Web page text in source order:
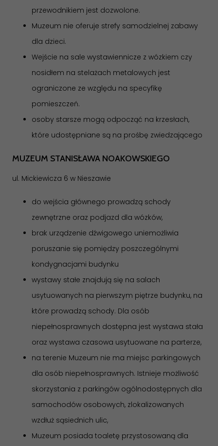
przewodnikiem jest dozwolone.
Muzeum nie oferuje strefy samodzielnej zabawy
dla dzieci.
Wejście na sale wystawiennicze z wózkiem czy
nosidłem na stelażach metalowych jest
ograniczone ze względu na specyfikę
pomieszczeń.
osoby starsze mogą odpocząć na krzesłach,
które udostępniane są na prośbę zwiedzającego
MUZEUM STANISŁAWA NOAKOWSKIEGO
ul. Mickiewicza 6 w Nieszawie
do wejścia głównego prowadzą schody
zewnętrzne oraz podjazd dla wózków,
brak urządzenie dźwigowego uniemożliwia
poruszanie się pomiędzy poszczególnymi
kondygnacjami budynku
wystawy stałe znajdują się na salach
usytuowanych na pierwszym piętrze budynku, na
które prowadzą schody. Dla osób
niepełnosprawnych dostępna jest wystawa stała
oraz wystawa czasowa usytuowane na parterze,
na terenie Muzeum nie ma miejsc parkingowych
dla osób niepełnosprawnych. Istnieje możliwość
skorzystania z parkingów ogólnodostępnych dla
samochodów osobowych, zlokalizowanych
wzdłuż sąsiednich ulic,
Muzeum posiada toaletę przystosowaną dla